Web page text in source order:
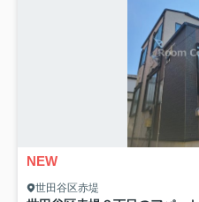
NEW
世田谷区赤堤